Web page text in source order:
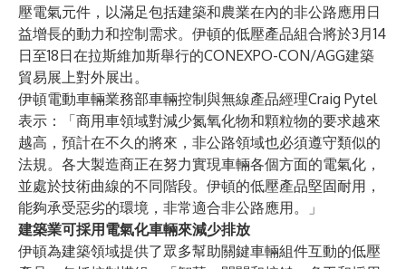
壓電氣元件，以滿足包括建築和農業在內的非公路應用日
益增長的動力和控制需求。伊頓的低壓產品組合將於3月14
日至18日在拉斯維加斯舉行的CONEXPO-CON/AGG建築
貿易展上對外展出。
伊頓電動車輛業務部車輛控制與無線產品經理Craig Pytel
表示：「商用車領域對減少氮氧化物和顆粒物的要求越來
越高，預計在不久的將來，非公路領域也必須遵守類似的
法規。各大製造商正在努力實現車輛各個方面的電氣化，
並處於技術曲線的不同階段。伊頓的低壓產品堅固耐用，
能夠承受惡劣的環境，非常適合非公路應用。」
建築業可採用電氣化車輛來減少排放
伊頓為建築領域提供了眾多幫助關鍵車輛組件互動的低壓